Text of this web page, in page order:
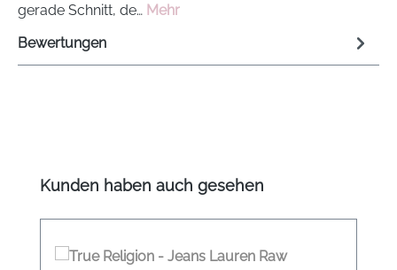
gerade Schnitt, de… Mehr
Bewertungen
Produktgalerie überspringen
Kunden haben auch gesehen